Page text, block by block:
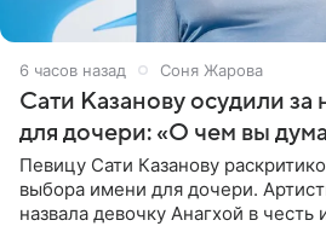
6 часов назад Соня Жарова
Сати Казанову осудили
для дочери: «О чем вы
Певицу Сати Казанову
выбора имени для дочери.
назвала девочку Анагхой в честь